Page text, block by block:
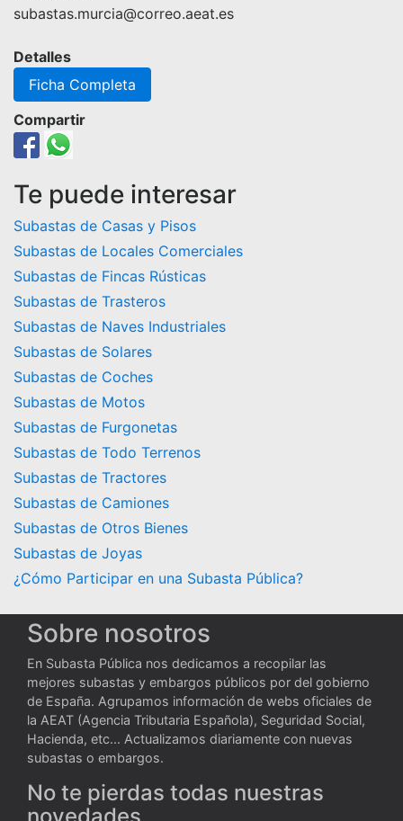
subastas.murcia@correo.aeat.es
Detalles
Ficha Completa
Compartir
Te puede interesar
Subastas de Casas y Pisos
Subastas de Locales Comerciales
Subastas de Fincas Rústicas
Subastas de Trasteros
Subastas de Naves Industriales
Subastas de Solares
Subastas de Coches
Subastas de Motos
Subastas de Furgonetas
Subastas de Todo Terrenos
Subastas de Tractores
Subastas de Camiones
Subastas de Otros Bienes
Subastas de Joyas
¿Cómo Participar en una Subasta Pública?
Sobre nosotros
En Subasta Pública nos dedicamos a recopilar las
mejores subastas y embargos públicos por del gobierno
de España. Agrupamos información de webs oficiales de
la AEAT (Agencia Tributaria Española), Seguridad Social,
Hacienda, etc... Actualizamos diariamente con nuevas
subastas o embargos.
No te pierdas todas nuestras